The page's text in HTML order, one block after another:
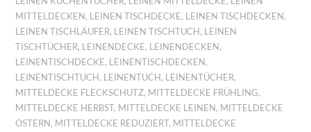
MITTELDECKEN, LEINEN TISCHDECKE, LEINEN TISCHDECKEN,
LEINEN TISCHLÄUFER, LEINEN TISCHTUCH, LEINEN
TISCHTÜCHER, LEINENDECKE, LEINENDECKEN,
LEINENTISCHDECKE, LEINENTISCHDECKEN,
LEINENTISCHTUCH, LEINENTUCH, LEINENTÜCHER,
MITTELDECKE FLECKSCHUTZ, MITTELDECKE FRÜHLING,
MITTELDECKE HERBST, MITTELDECKE LEINEN, MITTELDECKE
OSTERN, MITTELDECKE REDUZIERT, MITTELDECKE